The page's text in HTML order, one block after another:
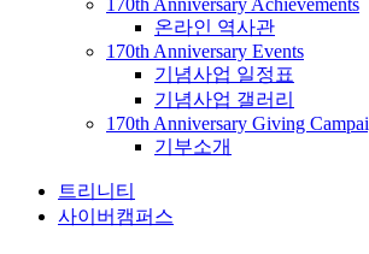
온라인 역사관
170th Anniversary Events
기념사업 일정표
기념사업 갤러리
170th Anniversary Giving
기부소개
트리니티
사이버캠퍼스